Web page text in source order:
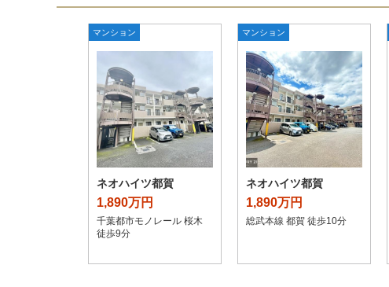
マンション
ネオハイツ都賀
1,890万円
千葉都市モノレール 桜木
徒歩9分
マンション
ネオハイツ都賀
1,890万円
総武本線 都賀 徒歩10分